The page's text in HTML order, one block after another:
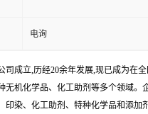
电询
成立,历经20余年发展,现已成为
机化学品、化工助剂等多个领域
染、化工助剂、特种化学品和添